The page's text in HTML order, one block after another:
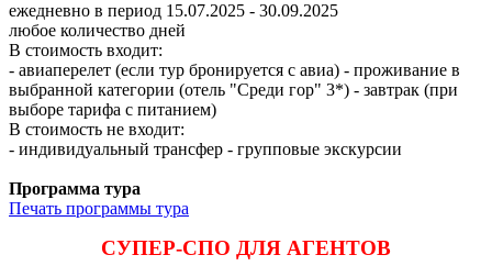
ежедневно в период 15.07.2025 - 30.09.2025
любое количество дней
В стоимость входит:
- авиаперелет (если тур бронируется с авиа) - проживание в
выбранной категории (отель "Среди гор" 3*) - завтрак (при
выборе тарифа с питанием)
В стоимость не входит:
- индивидуальный трансфер - групповые экскурсии
Программа тура
Печать программы тура
СУПЕР-СПО ДЛЯ АГЕНТОВ